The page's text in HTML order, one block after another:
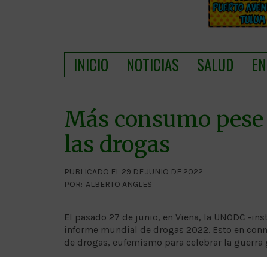
INICIO NOTICIAS SALUD
Más consumo
las drogas
PUBLICADO EL 29 DE JUNIO DE 2022
POR: ALBERTO ANGLES
El pasado 27 de junio, en Viena, la UNODC -
informe mundial de drogas 2022. Esto en
de drogas, eufemismo para celebrar la